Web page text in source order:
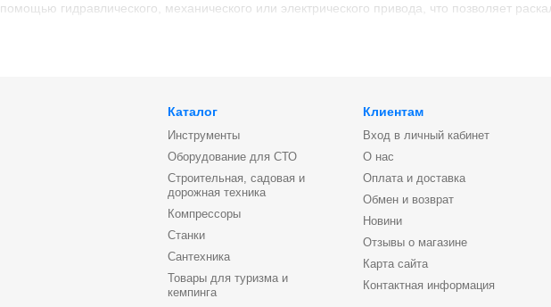
помощью гидравлического, механического или электрического привода, что позволяет
— на которой располагается древесина. Она
Рукоятка или управляющий элемент— используется для управления процессом
Дровоколы могут быть оснащены различными механизмами для регулировки силы
мягких пород до твердых и высушенных поленьев.
В зависимости от типа привода, конструкции и особенностей работы, дровоколы можно
Каталог
Инструменты
Оборудование для СТО
Строительная, садовая и
дорожная техника
Компрессоры
Станки
Сантехника
Товары для туризма и
кемпинга
Клиентам
Вход в личный кабинет
О нас
Оплата и доставка
Обмен и возврат
Новини
Отзывы о магазине
Карта сайта
Контактная информация